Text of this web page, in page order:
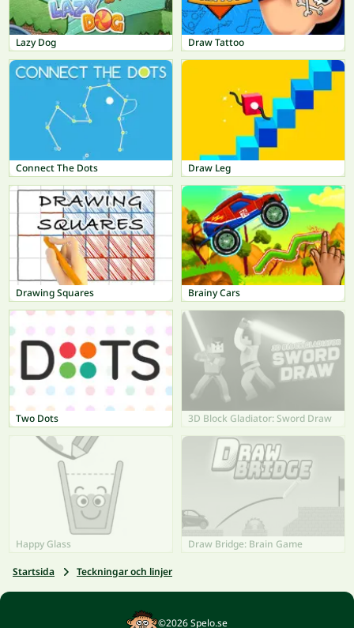
Lazy Dog Draw Tattoo
Connect The Dots Draw Leg
Drawing Squares Brainy Cars
Two Dots 3D Block Gladiator: Sword Draw
Happy Glass Draw Bridge: Brain Game
Startsida Teckningar och linjer
©2026 Spelo.se